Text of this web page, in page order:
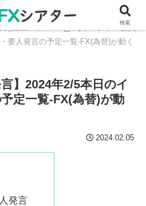
為)ニュース
【イベント・要人
要人発言の予定一覧‐FX(為替)が動く
】2024年2/5本日のイ
定一覧‐FX(為替)が動
2024.02.05
発言
検索